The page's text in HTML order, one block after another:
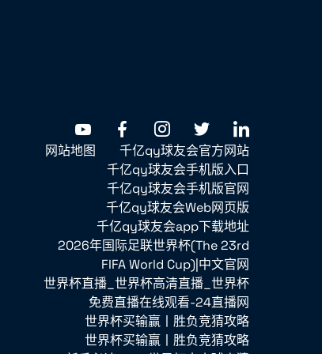
网站地图
千亿qy球友会官方网站
千亿qy球友会手机版入口
千亿qy球友会手机版官网
千亿qy球友会Web网页版
千亿qy球友会app下载地址
2026年国际足联世界杯(The 23rd
FIFA World Cup)|中文官网
世界杯直播_世界杯高清直播_世界杯
免费直播在线观看-24直播网
世界杯买输赢丨胜负竞猜攻略
世界杯买输赢丨胜负竞猜攻略